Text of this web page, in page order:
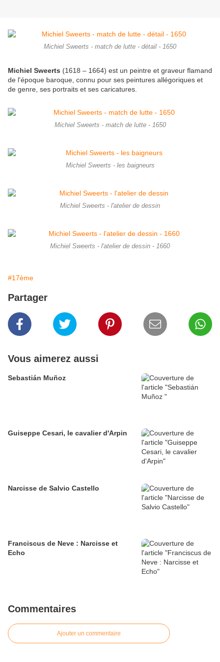
Michiel Sweerts - match de lutte - détail - 1650
Michiel Sweerts (1618 – 1664) est un peintre et graveur flamand
de l'époque baroque, connu pour ses peintures allégoriques et
de genre, ses portraits et ses caricatures.
Michiel Sweerts - match de lutte - 1650
Michiel Sweerts - les baigneurs
Michiel Sweerts - l'atelier de dessin
Michiel Sweerts - l'atelier de dessin - 1660
#17ème
Partager
Vous aimerez aussi
Sebastián Muñoz
Guiseppe Cesari, le cavalier d'Arpin
Narcisse de Salvio Castello
Franciscus de Neve : Narcisse et
Echo
Commentaires
Ajouter un commentaire